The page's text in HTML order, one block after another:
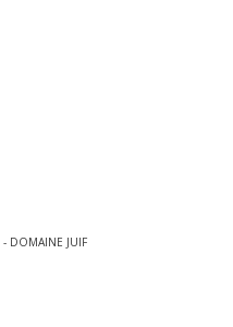
- DOMAINE JUIF